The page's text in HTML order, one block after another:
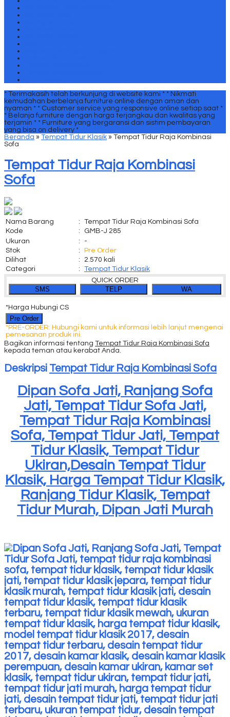
* Terimakasih telah berkunjung di website kami * * Nikmati
kemudahan berbelanja furniture online dengan aman dan
nyaman * * Customer service yang responsive online setiap saat *
* Belanja furniture dengan harga terjangkau dan kwalitas yang
terjamin * * Furniture yang bergaransi dan sistim pembayaran
yang bisa on delivery *
Beranda » Tempat Tidur Klasik » Tempat Tidur Raja Kombinasi
Sofa
Tempat Tidur Raja Kombinasi
Sofa
Nama Barang :
Tempat Tidur Raja Kombinasi Sofa
Kode
:
GMB-J 285
Ukuran
:
-
Stok
:
Pre Order
Dilihat
:
2.570 kali
Categori
:
Tempat Tidur Klasik
QUICK ORDER
SMS TELP WA
*Harga Hubungi CS
Pre Order
*PRE-ORDER: Hubungi kami untuk informasi lebih lanjut mengenai
pemesanan produk ini.
Bagikan informasi tentang Tempat Tidur Raja Kombinasi Sofa
kepada teman atau kerabat Anda.
Deskripsi Tempat Tidur Raja Kombinasi Sofa
Dipan Sofa Jati, Ranjang Sofa
Jati, Tempat Tidur Sofa Jati,
Tempat Tidur Raja Kombinasi
Sofa, Tempat Tidur Jati, Tempat
Tidur Klasik, Tempat Tidur
Ukiran,Desain Tempat Tidur
Klasik, Harga Tempat Tidur Klasik,
Ranjang Tidur Klasik, Tempat
Tidur Murah, Dipan Jati Murah